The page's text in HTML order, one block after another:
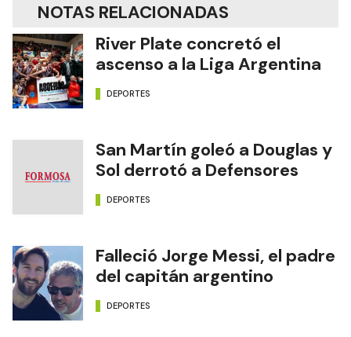
NOTAS RELACIONADAS
River Plate concretó el
ascenso a la Liga Argentina
DEPORTES
San Martín goleó a Douglas y
Sol derrotó a Defensores
DEPORTES
Falleció Jorge Messi, el padre
del capitán argentino
DEPORTES